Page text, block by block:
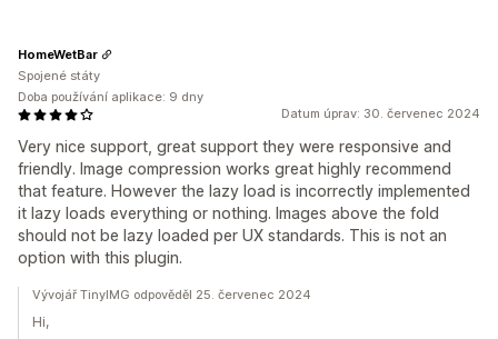
Datum úprav: 30. červenec 2024
Very nice support, great support they were responsive and
friendly. Image compression works great highly recommend
that feature. However the lazy load is incorrectly implemented
it lazy loads everything or nothing. Images above the fold
should not be lazy loaded per UX standards. This is not an
option with this plugin.
HomeWetBar
Spojené státy
Doba používání aplikace: 9 dny
Vývojář TinyIMG odpověděl 25. červenec 2024
Hi,